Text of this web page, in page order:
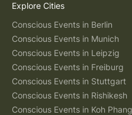
Explore Cities
Conscious Events in Berlin
Conscious Events in Munich
Conscious Events in Leipzig
Conscious Events in Freiburg
Conscious Events in Stuttgart
Conscious Events in Rishikesh
Conscious Events in Koh